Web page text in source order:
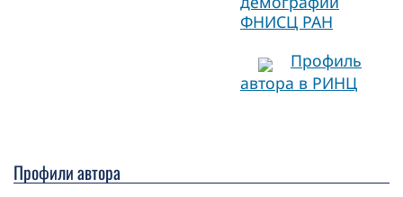
ФНИСЦ РАН
Профиль
автора в РИНЦ
Профили автора